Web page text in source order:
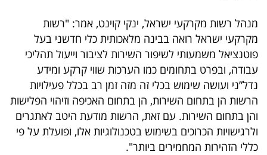
מנהל רשות מקרקעי ישראל, ינקי קוינט, אמר: "רשות
מקרקעי ישראל רואה בבינה מלאכותית כלי חדשני בעל
פוטנציאל משמעותי לשיפור השירות לציבור וייעול תהליכי
עבודה, ובפרט בתחומים כמו הערכות שווי קרקע ומידע
נדל”ני ועושה שימוש בכלי זה מזה זמן רב בכלל פעילויות
הרשות הן בתחום השירות, הן בתחום האכיפה וזיהוי הפלישות
והן בתחום השירות. עם זאת, הרשות מודעת היטב לאתגרים
ולרגישויות הכרוכים בשימוש בטכנולוגיות אלו, ופועלת על פי
כללי הזהירות המחמירים ביותר".